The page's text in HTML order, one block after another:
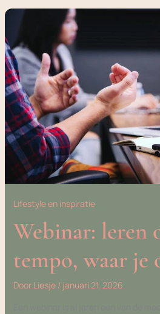
Lifestyle en inspiratie
Webinar: leren
tempo, waar je
Door Liesje / januari 21, 2026
JE
EIGEN
TEMPO,
WAAR
JE
OOK
BENT